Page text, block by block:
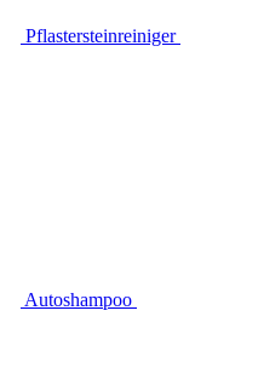
Pflastersteinreiniger
Autoshampoo